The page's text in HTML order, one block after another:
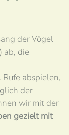
der Vögel
ab, die
abspielen,
der
wir mit der
gezielt mit